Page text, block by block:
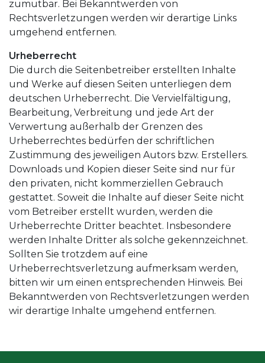
zumutbar. Bei Bekanntwerden von
Rechtsverletzungen werden wir derartige Links
umgehend entfernen.
Urheberrecht
Die durch die Seitenbetreiber erstellten Inhalte
und Werke auf diesen Seiten unterliegen dem
deutschen Urheberrecht. Die Vervielfältigung,
Bearbeitung, Verbreitung und jede Art der
Verwertung außerhalb der Grenzen des
Urheberrechtes bedürfen der schriftlichen
Zustimmung des jeweiligen Autors bzw. Erstellers.
Downloads und Kopien dieser Seite sind nur für
den privaten, nicht kommerziellen Gebrauch
gestattet. Soweit die Inhalte auf dieser Seite nicht
vom Betreiber erstellt wurden, werden die
Urheberrechte Dritter beachtet. Insbesondere
werden Inhalte Dritter als solche gekennzeichnet.
Sollten Sie trotzdem auf eine
Urheberrechtsverletzung aufmerksam werden,
bitten wir um einen entsprechenden Hinweis. Bei
Bekanntwerden von Rechtsverletzungen werden
wir derartige Inhalte umgehend entfernen.